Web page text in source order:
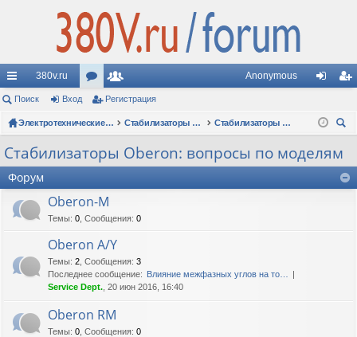
с
ы
лк
380v.ru
ор
ум
ол
ьз
и
Anonymous
д ис
ац
Поиск Вход Регистрация
Электротехнические форумы Стабилизаторы напряжения
Стабилизаторы Oberon: вопросы по моделям
ск
Стабилизаторы Oberon: вопросы по моделям
Форум
Oberon-M
Темы: 0 Сообщения: 0
Oberon A/Y
Темы: 2 Сообщения: 3
Последнее сообщение: Влияние межфазных углов на то…
Service Dept. , 20 июн 2016, 16:40
Oberon RM
Темы: 0 Сообщения: 0